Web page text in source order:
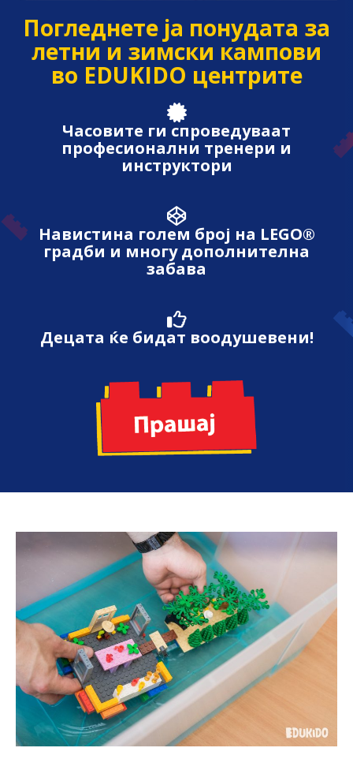
Погледнете ја понудата за
летни и зимски кампови
во EDUKIDO центрите
Часовите ги спроведуваат
професионални тренери и
инструктори
Навистина голем број на LEGO®
градби и многу дополнителна
забава
Децата ќе бидат воодушевени!